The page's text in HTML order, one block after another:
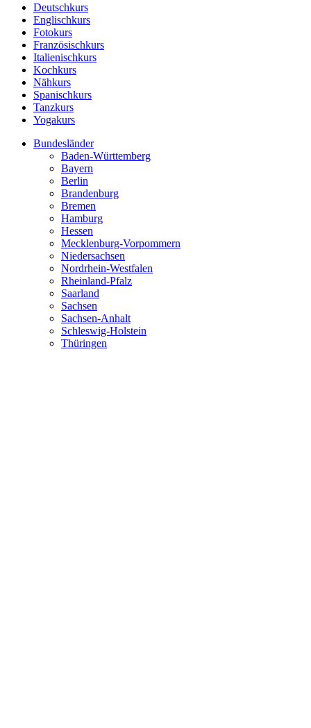
Deutschkurs
Englischkurs
Fotokurs
Französischkurs
Italienischkurs
Kochkurs
Nähkurs
Spanischkurs
Tanzkurs
Yogakurs
Bundesländer
Baden-Württemberg
Bayern
Berlin
Brandenburg
Bremen
Hamburg
Hessen
Mecklenburg-Vorpommern
Niedersachsen
Nordrhein-Westfalen
Rheinland-Pfalz
Saarland
Sachsen
Sachsen-Anhalt
Schleswig-Holstein
Thüringen